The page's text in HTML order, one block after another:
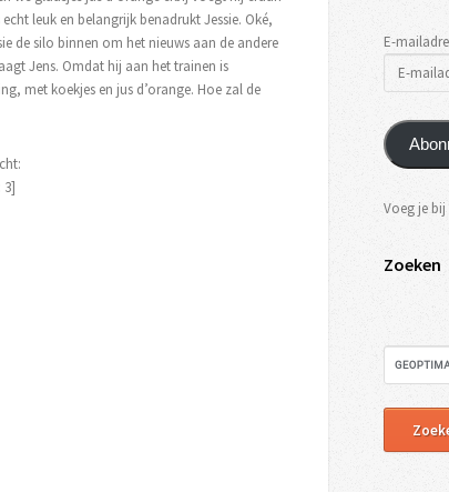
leuk en belangrijk benadrukt Jessie. Oké,
de silo binnen om het nieuws aan de andere
Jens. Omdat hij aan het trainen is
met koekjes en jus d’orange. Hoe zal de
3]
E-
Voeg je bij
Zoeken